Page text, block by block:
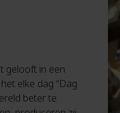
gelooft in een
elke dag “Dag
beter te